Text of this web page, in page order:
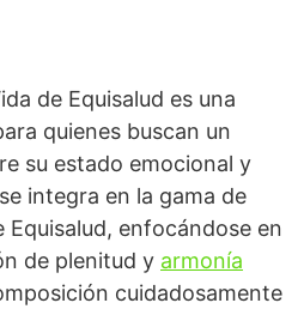
de Equisalud es una
quienes buscan un
su estado emocional y
integra en la gama de
Equisalud, enfocándose en
de plenitud y armonía
cuidadosamente